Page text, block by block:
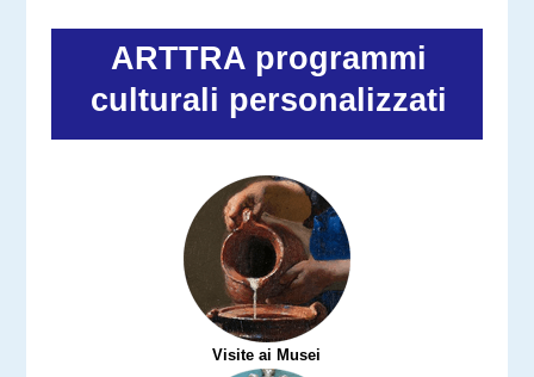
ARTTRA programmi
culturali personalizzati
Visite ai Musei